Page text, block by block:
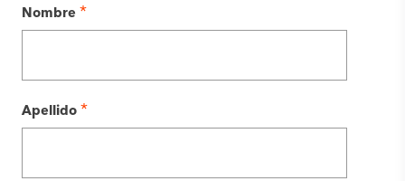
Nombre *
Apellido *